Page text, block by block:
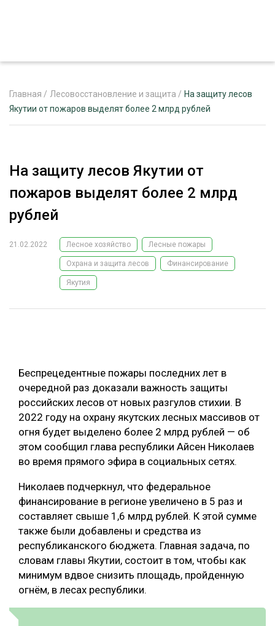
РЕКЛАМОДАТЕЛЯМ
ЛЕСНОЕ ХОЗЯЙСТВО
ЛЕСОЗАГОТОВКА
ОБРАБОТКА ДРЕВЕСИНЫ
ЛОГИСТИКА
ПРОИЗВОДСТВО ДРЕВЕСНЫХ ПЛИТ
КОМПЛЕКСНАЯ ПЕРЕРАБОТКА
ЛЕСОПИЛЕНИЕ
ДЕРЕВЯННОЕ ДОМОСТРОЕНИЕ
БЕЗОПАСНОЕ ПРОИЗВОДСТВО
СОРТИРОВКА ДРЕВЕСИНЫ
МЕБЕЛЬНОЕ ПРОИЗВОДСТВО
ПОДБОРКИ СТАТЕЙ
ЭКСПЕРТНОЕ МНЕНИЕ
Главная / Лесовосстановление и защита / На защиту лесов
Якутии от пожаров выделят более 2 млрд рублей
На защиту лесов Якутии от
пожаров выделят более 2 млрд
рублей
21.02.2022 Лесное хозяйство Лесные пожары
Охрана и защита лесов Финансирование
Якутия
Беспрецедентные пожары последних лет в
очередной раз доказали важность защиты
российских лесов от новых разгулов стихии. В
2022 году на охрану якутских лесных массивов от
огня будет выделено более 2 млрд рублей — об
этом сообщил глава республики Айсен Николаев
во время прямого эфира в социальных сетях.
Николаев подчеркнул, что федеральное
финансирование в регионе увеличено в 5 раз и
составляет свыше 1,6 млрд рублей. К этой сумме
также были добавлены и средства из
республиканского бюджета. Главная задача, по
словам главы Якутии, состоит в том, чтобы как
минимум вдвое снизить площадь, пройденную
огнём, в лесах республики.